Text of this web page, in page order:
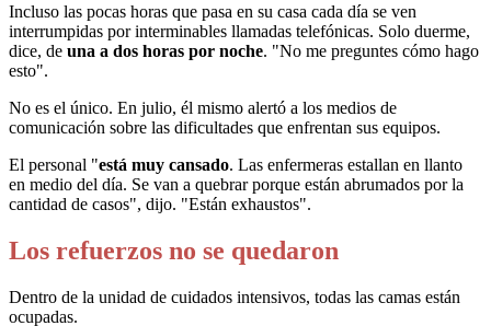
Incluso las pocas horas que pasa en su casa cada día se ven
interrumpidas por interminables llamadas telefónicas. Solo duerme,
dice, de una a dos horas por noche. "No me preguntes cómo hago
esto".
No es el único. En julio, él mismo alertó a los medios de
comunicación sobre las dificultades que enfrentan sus equipos.
El personal "está muy cansado. Las enfermeras estallan en llanto
en medio del día. Se van a quebrar porque están abrumados por la
cantidad de casos", dijo. "Están exhaustos".
Los refuerzos no se quedaron
Dentro de la unidad de cuidados intensivos, todas las camas están
ocupadas.